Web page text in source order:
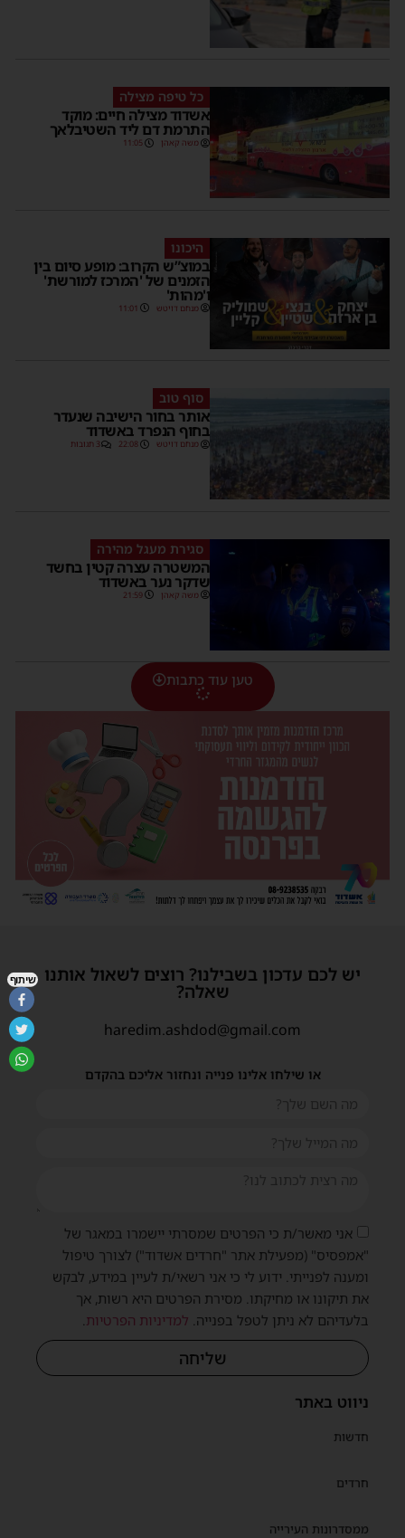
כל טיפה מצילה
אשדוד מצילה חיים: מוקד
התרמת דם ליד השטיבלאך
משה קאהן 11:05
היכונו
במוצ”ש הקרוב: מופע סיום בין
הזמנים של 'המרכז למורשת'
ו'מהות'
מנחם דויטש 11:01
סוף טוב
אותר בחור הישיבה שנעדר
בחוף הנפרד באשדוד
מנחם דויטש 22:08 3 תגובות
סגירת מעגל מהירה
המשטרה עצרה קטין בחשד
שדקר נער באשדוד
משה קאהן 21:59
טען עוד כתבות
ניווט באתר
חדשות
חרדים
ממסדרונות העירייה
יש לכם עדכון בשבילנו? רוצים לשאול אותנו
שאלה?
haredim.ashdod@gmail.com
או שילחו אלינו פנייה ונחזור אליכם בהקדם
אני מאשר/ת כי הפרטים שמסרתי יישמרו במאגר של
"אמפסיס" (מפעילת אתר "חרדים אשדוד") לצורך טיפול
ומענה לפנייתי. ידוע לי כי אני רשאי/ת לעיין במידע, לבקש
את תיקונו או מחיקתו. מסירת הפרטים היא רשות, אך
בלעדיהם לא ניתן לטפל בפנייה. למדיניות הפרטיות.
שליחה
שיתוף